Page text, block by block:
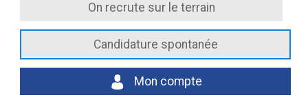
On recrute sur le terrain
Candidature spontanée
Mon compte